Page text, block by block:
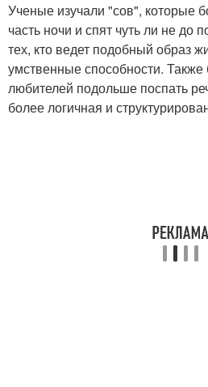
Ученые изучали "сов", которые
часть ночи и спят чуть ли не до
тех, кто ведет подобный образ
умственные способности.
любителей подольше поспать
более логичная и